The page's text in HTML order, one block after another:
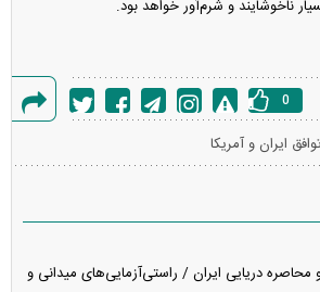
ناخوشایند و شرم‌آور خواهد بود.
گزارش
خطا
0
توافق ایران و آمریکا
محاصره دریایی ایران / راستی‌آزمایی‌های میدانی و